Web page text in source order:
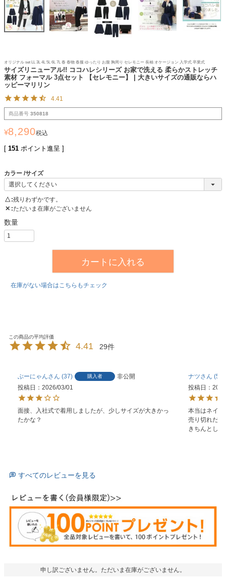
オリジナル set LL 3L 4L 5L 6L 7L 春 春物 春服 ゆったり お腹 胸周り セレモニー 長袖 オケージョン 入学式 卒業式
サイズリニューアル!! ココハレシリーズ お家で洗える 柔らかストレッチ
素材 フォーマル 3点セット 【セレモニー】 | 大きいサイズの通販ならハ
ッピーマリリン
4.41
商品番号 350818
¥8,290税込
[ 151 ポイント進呈 ]
カラー サイズ
△ 残りわずかです。
✕ ただいま在庫がございません
カートに入れる
在庫がない場合はこちらもチェック
4.41 29
ぶーにゃん 37 購入者
非公開
投稿日
2026/03/01
面接、入社式で着用しましたが、少しサイズが大きかっ
たかな？
ナツ
57
投稿日
本当はネイ
売り切れだ
きちんとし
すべてのレビューを見る
申し訳ございません。ただいま在庫がございません。